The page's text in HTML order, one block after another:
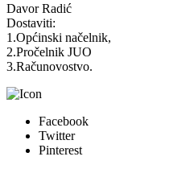
Davor Radić
Dostaviti:
1.Općinski načelnik,
2.Pročelnik JUO
3.Računovostvo.
Facebook
Twitter
Pinterest